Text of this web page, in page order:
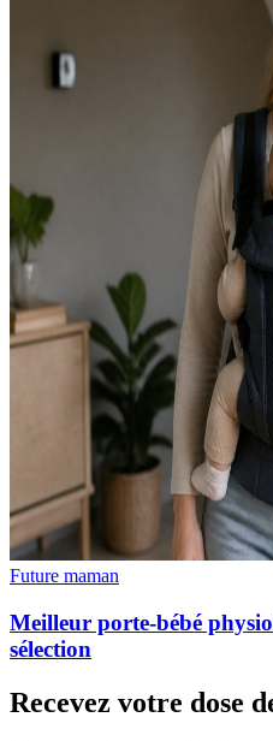
Future maman
Meilleur porte-bébé
sélection
Recevez votre dose